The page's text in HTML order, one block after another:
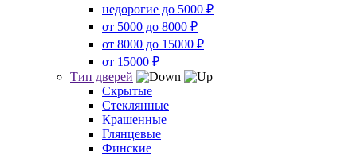
недорогие до 5000 ₽
от 5000 до 8000 ₽
от 8000 до 15000 ₽
от 15000 ₽
Тип дверей
Скрытые
Стеклянные
Крашенные
Глянцевые
Финские